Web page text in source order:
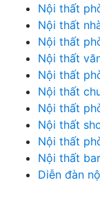
Nội thất
Nội thất
Nội thất
Nội thất
Nội thất
Nội thất
Nội thất
Nội thất
Nội thất
Nội thất
Diễn đàn